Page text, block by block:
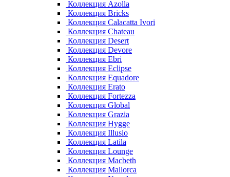
Коллекция Azolla
Коллекция Bricks
Коллекция Calacatta Ivori
Коллекция Chateau
Коллекция Desert
Коллекция Devore
Коллекция Ebri
Коллекция Eclipse
Коллекция Equadore
Коллекция Erato
Коллекция Fortezza
Коллекция Global
Коллекция Grazia
Коллекция Hygge
Коллекция Illusio
Коллекция Latila
Коллекция Lounge
Коллекция Macbeth
Коллекция Mallorca